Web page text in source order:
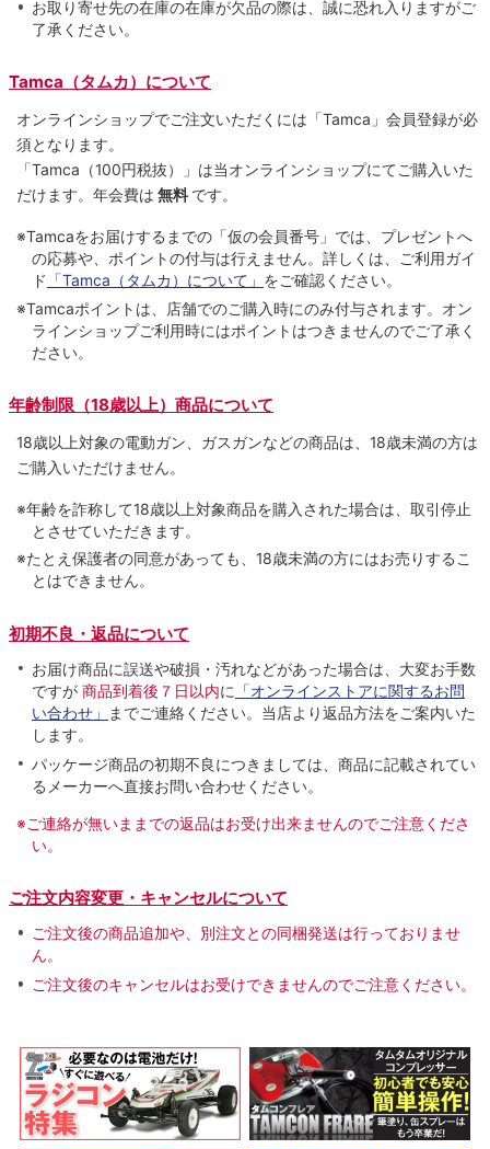
お取り寄せ先の在庫の在庫が欠品の際は、誠に恐れ入りますがご
了承ください。
Tamca（タムカ）について
オンラインショップでご注⽂いただくには「Tamca」会員登録が必
須となります。
「Tamca （100円税抜）
」は当オンラインショップにてご購⼊いた
だけます。 年会費は 無料 です。
※Tamcaをお届けするまでの「仮の会員番号」では、プレゼントへ
の応募や、ポイントの付与は⾏えません。詳しくは、ご利⽤ガイ
ド 「Tamca（タムカ）について」 をご確認ください。
※Tamcaポイントは、店舗でのご購⼊時にのみ付与されます。オン
ラインショップご利用時にはポイントはつきませんのでご了承く
ださい。
年齢制限（18歳以上）商品について
18歳以上対象の電動ガン、ガスガンなどの商品は、18歳未満の方は
ご購入いただけません。
※年齢を詐称して18歳以上対象商品を購入された場合は、取引停止
とさせていただきます。
※たとえ保護者の同意があっても、18歳未満の方にはお売りするこ
とはできません。
初期不良・返品について
お届け商品に誤送や破損・汚れなどがあった場合は、大変お手数
ですが 商品到着後７日以内に 「オンラインストアに関するお問
い合わせ」
までご連絡ください。当店より返品方法をご案内いた
します。
パッケージ商品の初期不良につきましては、商品に記載されてい
るメーカーへ直接お問い合わせください。
※ご連絡が無いままでの返品はお受け出来ませんのでご注意くださ
い。
ご注文内容変更・キャンセルについて
ご注文後の商品追加や、別注文との同梱発送は行っておりませ
ん。
ご注文後のキャンセルはお受けできませんのでご注意ください。